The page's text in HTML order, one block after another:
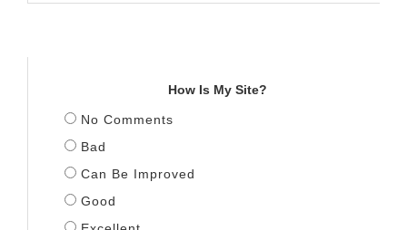
How Is My Site?
No Comments
Bad
Can Be Improved
Good